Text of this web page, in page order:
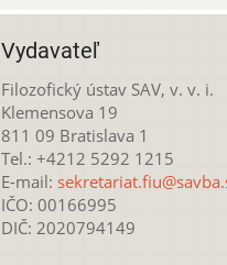
Vydavateľ
Filozofický ústav SAV, v. v. i.
Klemensova 19
811 09 Bratislava 1
Tel.: +4212 5292 1215
E-mail:
IČO: 00166995
DIČ: 2020794149